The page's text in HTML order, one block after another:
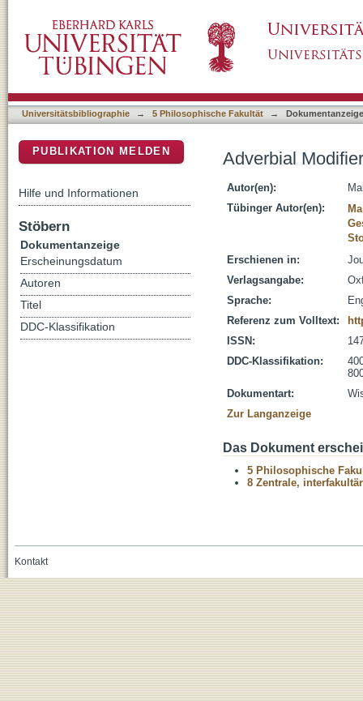
Universitätsbibliographie → 5 Philosophische Fakultät → Dokumentanzeige
Adverbial
Autor(en):
Tübinger Autor(en):
Erschienen in:
Verlagsangabe:
Sprache:
Referenz zum Volltext:
ISSN:
DDC-Klassifikation:
Dokumentart:
Zur Langanzeige
Das Dokument
5 Philosophische
8 Zentrale,
PUBLIKATION MELDEN
Hilfe und Informationen
Stöbern
Dokumentanzeige
Erscheinungsdatum
Autoren
Titel
DDC-Klassifikation
Kontakt